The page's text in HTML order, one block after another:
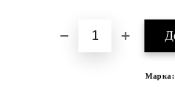
Марка: